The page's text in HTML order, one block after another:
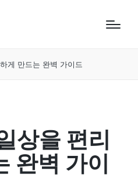
게 만드는 완벽 가이드
상을 편리
완벽 가이